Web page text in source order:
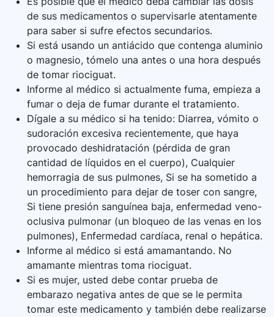
de sus medicamentos o supervisarle atentamente
para saber si sufre efectos secundarios.
Si está usando un antiácido que contenga aluminio
o magnesio, tómelo una antes o una hora después
de tomar riociguat.
Informe al médico si actualmente fuma, empieza a
fumar o deja de fumar durante el tratamiento.
Dígale a su médico si ha tenido: Diarrea, vómito o
sudoración excesiva recientemente, que haya
provocado deshidratación (pérdida de gran
cantidad de líquidos en el cuerpo), Cualquier
hemorragia de sus pulmones, Si se ha sometido a
un procedimiento para dejar de toser con sangre,
Si tiene presión sanguínea baja, enfermedad veno-
oclusiva pulmonar (un bloqueo de las venas en los
pulmones), Enfermedad cardíaca, renal o hepática.
Informe al médico si está amamantando. No
amamante mientras toma riociguat.
Si es mujer, usted debe contar prueba de
embarazo negativa antes de que se le permita
tomar este medicamento y también debe realizarse